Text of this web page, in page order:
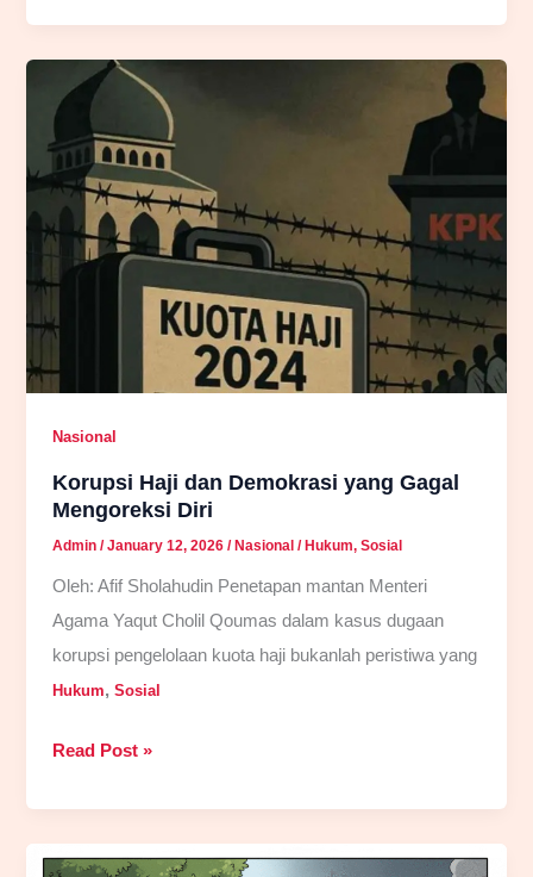
Ketika
Masalahnya
Bukan
Lagi
Oknum,
Melainkan
Nasional
Korupsi Haji dan Demokrasi yang Gagal
Mengoreksi Diri
Admin/January 12, 2026/Nasional /Hukum,Sosial
Oleh: Afif Sholahudin Penetapan mantan Menteri
Agama Yaqut Cholil Qoumas dalam kasus dugaan
korupsi pengelolaan kuota haji bukanlah peristiwa yang
Hukum,Sosial
Korupsi
Demokrasi
Read Post »